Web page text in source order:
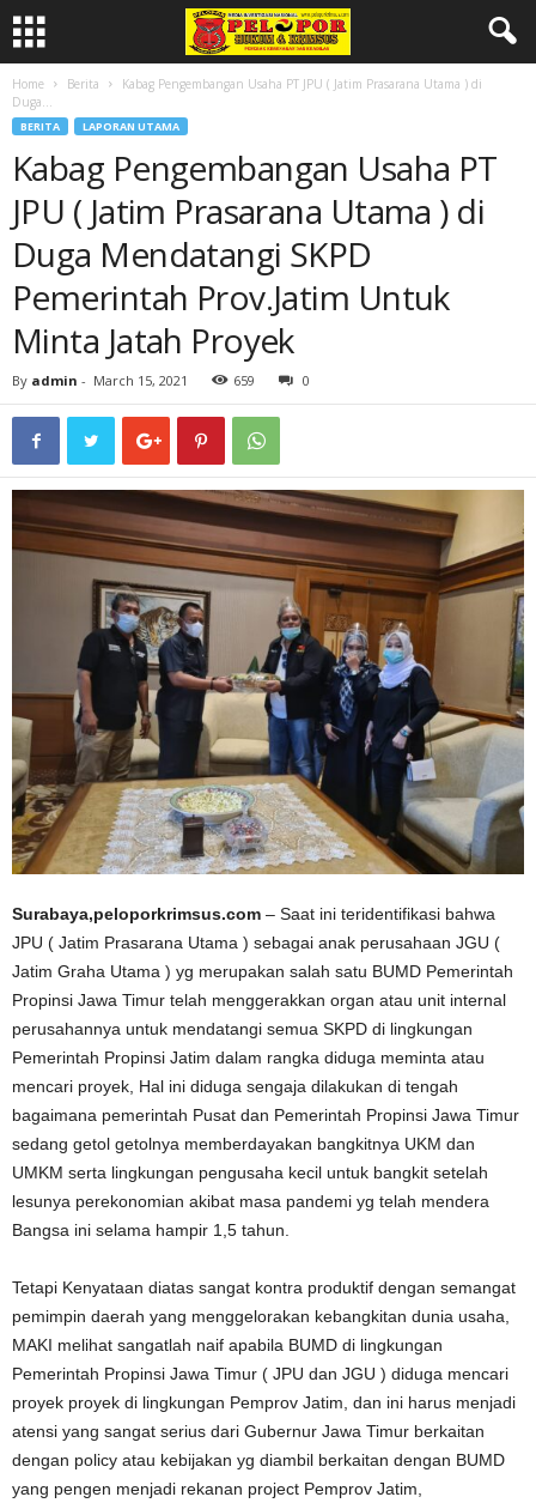
Home Berita
Kabag Pengembangan Usaha PT JPU ( Jatim Prasarana Utama ) di
Duga...
BERITA LAPORAN UTAMA
Kabag Pengembangan Usaha PT
JPU ( Jatim Prasarana Utama ) di
Duga Mendatangi SKPD
Pemerintah Prov.Jatim Untuk
Minta Jatah Proyek
By admin - March 15, 2021 659 0
Surabaya,peloporkrimsus.com – Saat ini teridentifikasi bahwa
JPU ( Jatim Prasarana Utama ) sebagai anak perusahaan JGU (
Jatim Graha Utama ) yg merupakan salah satu BUMD Pemerintah
Propinsi Jawa Timur telah menggerakkan organ atau unit internal
perusahannya untuk mendatangi semua SKPD di lingkungan
Pemerintah Propinsi Jatim dalam rangka diduga meminta atau
mencari proyek, Hal ini diduga sengaja dilakukan di tengah
bagaimana pemerintah Pusat dan Pemerintah Propinsi Jawa Timur
sedang getol getolnya memberdayakan bangkitnya UKM dan
UMKM serta lingkungan pengusaha kecil untuk bangkit setelah
lesunya perekonomian akibat masa pandemi yg telah mendera
Bangsa ini selama hampir 1,5 tahun.
Tetapi Kenyataan diatas sangat kontra produktif dengan semangat
pemimpin daerah yang menggelorakan kebangkitan dunia usaha,
MAKI melihat sangatlah naif apabila BUMD di lingkungan
Pemerintah Propinsi Jawa Timur ( JPU dan JGU ) diduga mencari
proyek proyek di lingkungan Pemprov Jatim, dan ini harus menjadi
atensi yang sangat serius dari Gubernur Jawa Timur berkaitan
dengan policy atau kebijakan yg diambil berkaitan dengan BUMD
yang pengen menjadi rekanan project Pemprov Jatim,